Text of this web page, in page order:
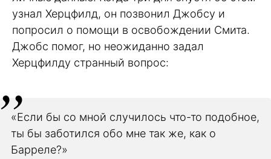
узнал Херцфилд, он позвонил Джобсу и
попросил о помощи в освобождении Смита.
Джобс помог, но неожиданно задал
Херцфилду странный вопрос:
«Если бы со мной случилось что-то подобное,
ты бы заботился обо мне так же, как о
Барреле?»